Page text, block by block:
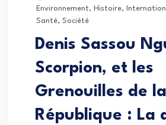
Environnement, Histoire,
Santé, Société
Denis Sassou
Scorpion, et les
Grenouilles de la
République : La